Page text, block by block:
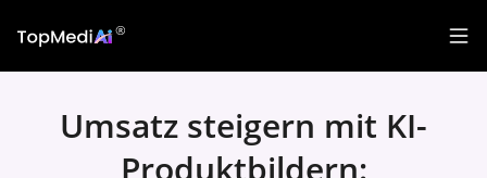
Umsatz steigern mit KI-
Produktbildern: